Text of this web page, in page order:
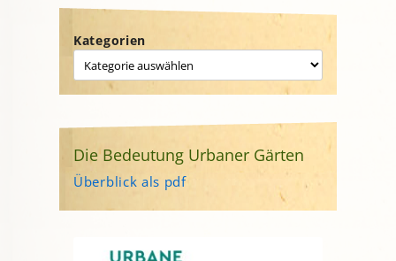
Kategorien
Die Bedeutung Urbaner Gärten
Überblick als pdf